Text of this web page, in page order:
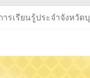
รเรียนรู้ประจำจังหวัด
ประกวดราคาซื้อหนัง
ารเรียนรู้ประจำจังหวัด